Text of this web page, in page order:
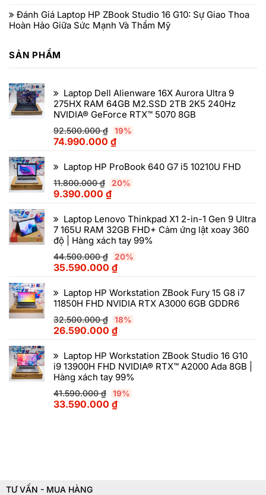
Đánh Giá Laptop HP ZBook Studio 16 G10: Sự Giao Thoa
Hoàn Hảo Giữa Sức Mạnh Và Thẩm Mỹ
SẢN PHẨM
Laptop Dell Alienware 16X Aurora Ultra 9
275HX RAM 64GB M2.SSD 2TB 2K5 240Hz
NVIDIA® GeForce RTX™ 5070 8GB
92.500.000₫ 19%
74.990.000 ₫
Laptop HP ProBook 640 G7 i5 10210U FHD
11.800.000₫ 20%
9.390.000 ₫
Laptop Lenovo Thinkpad X1 2-in-1 Gen 9 Ultra
7 165U RAM 32GB FHD+ Cảm ứng lật xoay 360
độ | Hàng xách tay 99%
44.500.000₫ 20%
35.590.000 ₫
Laptop HP Workstation ZBook Fury 15 G8 i7
11850H FHD NVIDIA RTX A3000 6GB GDDR6
32.500.000₫ 18%
26.590.000 ₫
Laptop HP Workstation ZBook Studio 16 G10
i9 13900H FHD NVIDIA® RTX™ A2000 Ada 8GB |
Hàng xách tay 99%
41.590.000₫ 19%
33.590.000 ₫
TƯ VẤN - MUA HÀNG